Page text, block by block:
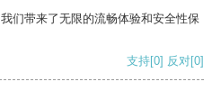
们带来了无限的流畅体验和安全性保
支持[0] 反对[0]